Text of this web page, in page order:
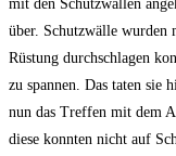
mit den Schutzwällen
über. Schutzwälle
Rüstung durchschlagen
zu spannen. Das taten sie
nun das Treffen mit dem
diese konnten nicht auf